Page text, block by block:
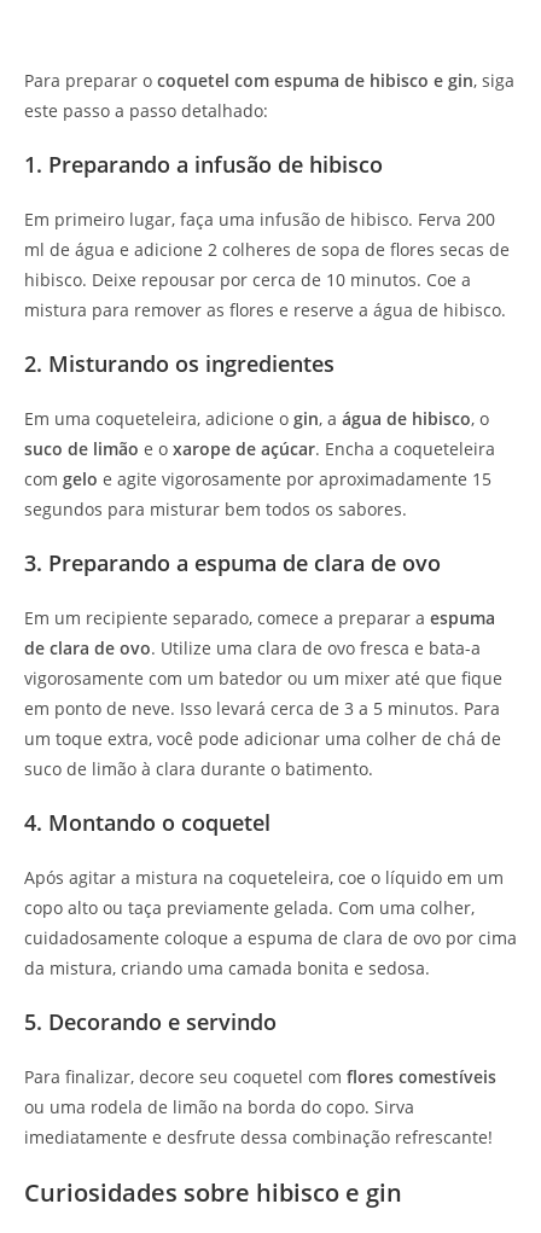
Para preparar o coquetel com espuma de hibisco e gin, siga
este passo a passo detalhado:
1. Preparando a infusão de hibisco
Em primeiro lugar, faça uma infusão de hibisco. Ferva 200
ml de água e adicione 2 colheres de sopa de flores secas de
hibisco. Deixe repousar por cerca de 10 minutos. Coe a
mistura para remover as flores e reserve a água de hibisco.
2. Misturando os ingredientes
Em uma coqueteleira, adicione o gin, a água de hibisco, o
suco de limão e o xarope de açúcar. Encha a coqueteleira
com gelo e agite vigorosamente por aproximadamente 15
segundos para misturar bem todos os sabores.
3. Preparando a espuma de clara de ovo
Em um recipiente separado, comece a preparar a espuma
de clara de ovo. Utilize uma clara de ovo fresca e bata-a
vigorosamente com um batedor ou um mixer até que fique
em ponto de neve. Isso levará cerca de 3 a 5 minutos. Para
um toque extra, você pode adicionar uma colher de chá de
suco de limão à clara durante o batimento.
4. Montando o coquetel
Após agitar a mistura na coqueteleira, coe o líquido em um
copo alto ou taça previamente gelada. Com uma colher,
cuidadosamente coloque a espuma de clara de ovo por cima
da mistura, criando uma camada bonita e sedosa.
5. Decorando e servindo
Para finalizar, decore seu coquetel com flores comestíveis
ou uma rodela de limão na borda do copo. Sirva
imediatamente e desfrute dessa combinação refrescante!
Curiosidades sobre hibisco e gin